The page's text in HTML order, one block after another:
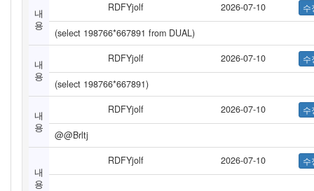
내
용
RDFYjolf 2026-07-10
(select 198766*667891 from DUAL)
내
용
RDFYjolf 2026-07-10
(select 198766*667891)
내
용
RDFYjolf 2026-07-10
@@Brltj
내
용
RDFYjolf 2026-07-10